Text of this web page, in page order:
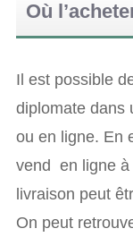
Où
Il est possible
diplomate dans
ou en ligne. En
vend en ligne à
livraison peut
On peut